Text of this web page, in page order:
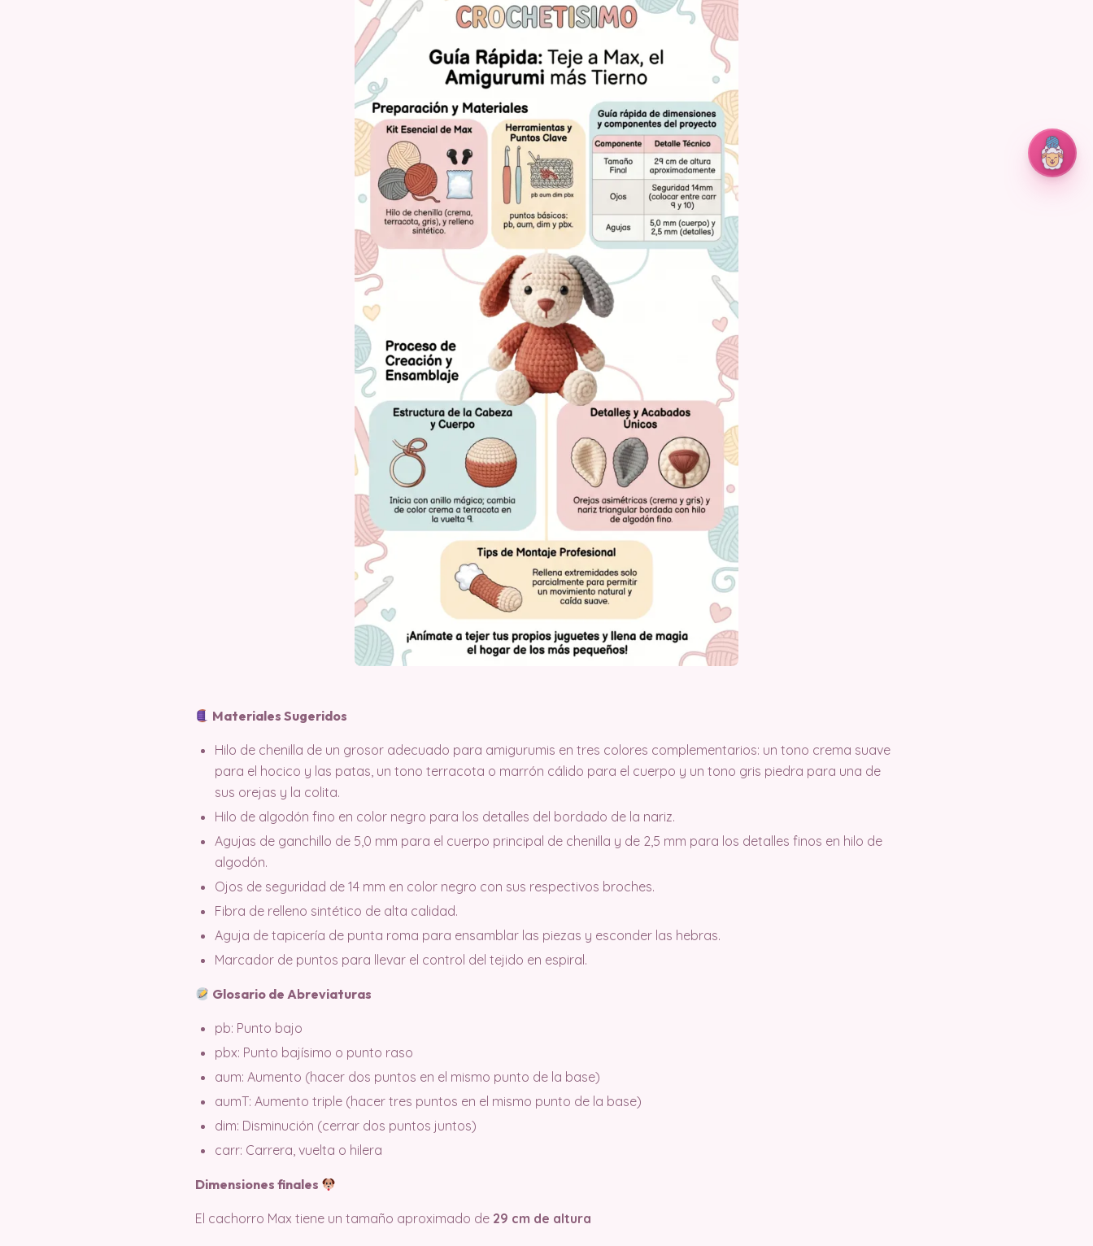
Materiales Sugeridos
Hilo de chenilla de un grosor adecuado para amigurumis en tres colores complementarios: un tono crema suave
para el hocico y las patas, un tono terracota o marrón cálido para el cuerpo y un tono gris piedra para una de
sus orejas y la colita.
Hilo de algodón fino en color negro para los detalles del bordado de la nariz.
Agujas de ganchillo de 5,0 mm para el cuerpo principal de chenilla y de 2,5 mm para los detalles finos en hilo de
algodón.
Ojos de seguridad de 14 mm en color negro con sus respectivos broches.
Fibra de relleno sintético de alta calidad.
Aguja de tapicería de punta roma para ensamblar las piezas y esconder las hebras.
Marcador de puntos para llevar el control del tejido en espiral.
Glosario de Abreviaturas
pb: Punto bajo
pbx: Punto bajísimo o punto raso
aum: Aumento (hacer dos puntos en el mismo punto de la base)
aumT: Aumento triple (hacer tres puntos en el mismo punto de la base)
dim: Disminución (cerrar dos puntos juntos)
carr: Carrera, vuelta o hilera
Dimensiones finales
El cachorro Max tiene un tamaño aproximado de 29 cm de altura